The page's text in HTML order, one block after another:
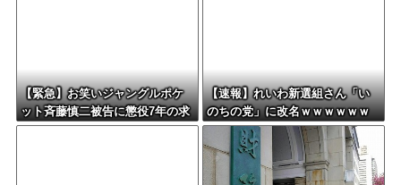
【緊急】お笑いジャングルポケ
ット斉藤慎二被告に懲役7年の求
刑←これ…
【速報】れいわ新選組さん「い
のちの党」に改名ｗｗｗｗｗｗ
ｗｗ